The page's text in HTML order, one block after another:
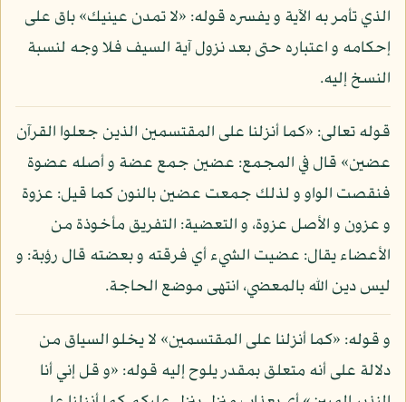
الذي تأمر به الآية و يفسره قوله: «لا تمدن عينيك» باق على
إحكامه و اعتباره حتى بعد نزول آية السيف فلا وجه لنسبة
النسخ إليه.
قوله تعالى: «كما أنزلنا على المقتسمين الذين جعلوا القرآن
عضين» قال في المجمع: عضين جمع عضة و أصله عضوة
فنقصت الواو و لذلك جمعت عضين بالنون كما قيل: عزوة
و عزون و الأصل عزوة، و التعضية: التفريق مأخوذة من
الأعضاء يقال: عضيت الشيء أي فرقته و بعضته قال رؤبة: و
ليس دين الله بالمعضي، انتهى موضع الحاجة.
و قوله: «كما أنزلنا على المقتسمين» لا يخلو السياق من
دلالة على أنه متعلق بمقدر يلوح إليه قوله: «و قل إني أنا